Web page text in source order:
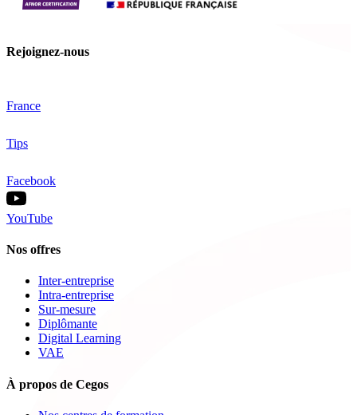
Rejoignez-nous
France
Tips
Facebook
YouTube
Nos offres
Inter-entreprise
Intra-entreprise
Sur-mesure
Diplômante
Digital Learning
VAE
À propos de Cegos